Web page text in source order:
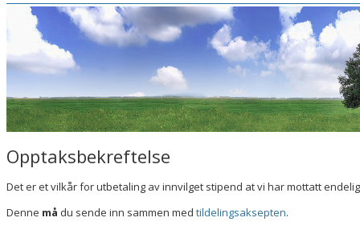
Opptaksbekreftelse
Det er et vilkår for utbetaling av innvilget stipend at vi har mottatt
Denne må du sende inn sammen med tildelingsaksepten.